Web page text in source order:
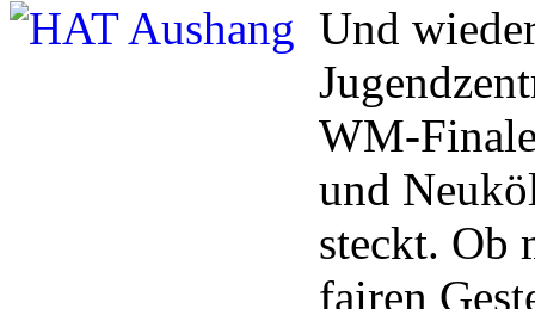
Und
WM-
und
steckt. Ob
fairen